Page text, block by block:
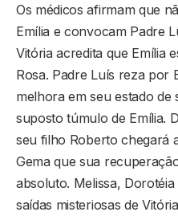
Os médicos afirmam que
Emília e convocam Padre
Vitória acredita que Emília
Rosa. Padre Luís reza por
melhora em seu estado de
suposto túmulo de Emília.
seu filho Roberto chegará
Gema que sua
absoluto. Melissa,
saídas misteriosas de